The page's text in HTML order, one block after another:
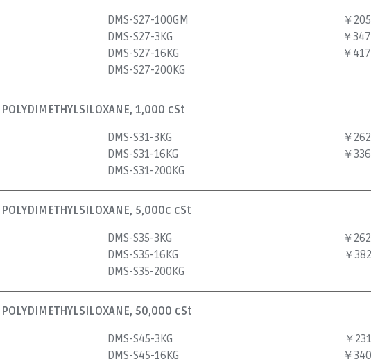
DMS-S27-100GM
DMS-S27-3KG
DMS-S27-16KG
DMS-S27-200KG
￥
￥
￥
1,000 cSt
DMS-S31-3KG
DMS-S31-16KG
DMS-S31-200KG
￥
￥
5,000c cSt
DMS-S35-3KG
DMS-S35-16KG
DMS-S35-200KG
￥
￥
50,000 cSt
DMS-S45-3KG
DMS-S45-16KG
￥
￥